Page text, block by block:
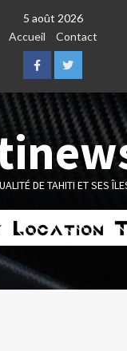
5 août 2026
Accueil
Contact
FacebookTwitter
DE TAHITI ET SES